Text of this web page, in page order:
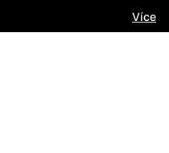
Více